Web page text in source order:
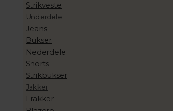
Strikveste
Underdele
Jeans
Bukser
Nederdele
Shorts
Strikbukser
Jakker
Frakker